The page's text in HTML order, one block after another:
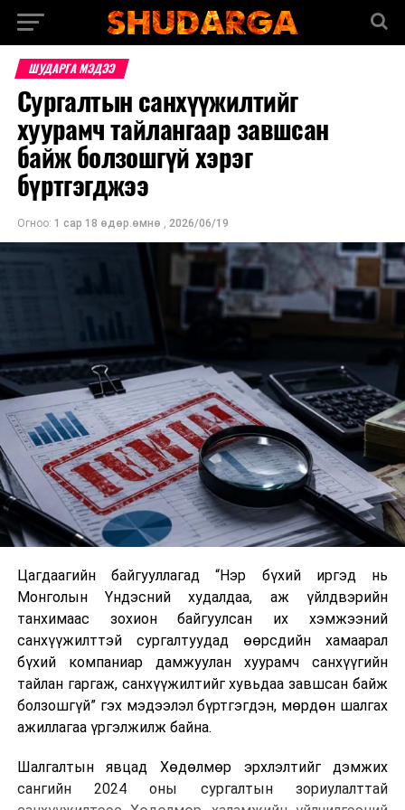
ШУДАРГА МЭДЭЭ
Сургалтын санхүүжилтийг
хуурамч тайлангаар завшсан
байж болзошгүй хэрэг
бүртгэгджээ
Огноо: 1 сар 18 өдөр.өмнө , 2026/06/19
Цагдаагийн байгууллагад “Нэр бүхий иргэд нь
Монголын Үндэсний худалдаа, аж үйлдвэрийн
танхимаас зохион байгуулсан их хэмжээний
санхүүжилттэй сургалтуудад өөрсдийн хамаарал
бүхий компаниар дамжуулан хуурамч санхүүгийн
тайлан гаргаж, санхүүжилтийг хувьдаа завшсан байж
болзошгүй” гэх мэдээлэл бүртгэгдэн, мөрдөн шалгах
ажиллагаа үргэлжилж байна.
Шалгалтын явцад Хөдөлмөр эрхлэлтийг дэмжих
сангийн 2024 оны сургалтын зориулалттай